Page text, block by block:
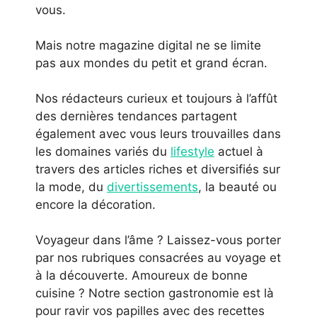
vous.
Mais notre magazine digital ne se limite
pas aux mondes du petit et grand écran.
Nos rédacteurs curieux et toujours à l’affût
des dernières tendances partagent
également avec vous leurs trouvailles dans
les domaines variés du lifestyle actuel à
travers des articles riches et diversifiés sur
la mode, du divertissements, la beauté ou
encore la décoration.
Voyageur dans l’âme ? Laissez-vous porter
par nos rubriques consacrées au voyage et
à la découverte. Amoureux de bonne
cuisine ? Notre section gastronomie est là
pour ravir vos papilles avec des recettes